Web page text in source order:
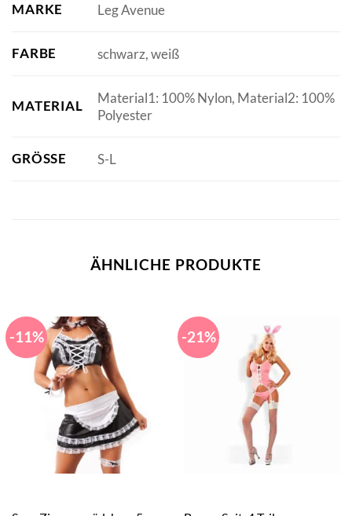
MARKE Leg Avenue
FARBE schwarz, weiß
MATERIAL
Material1: 100% Nylon, Material2: 100%
Polyester
GRÖSSE S-L
ÄHNLICHE PRODUKTE
-11% -21%